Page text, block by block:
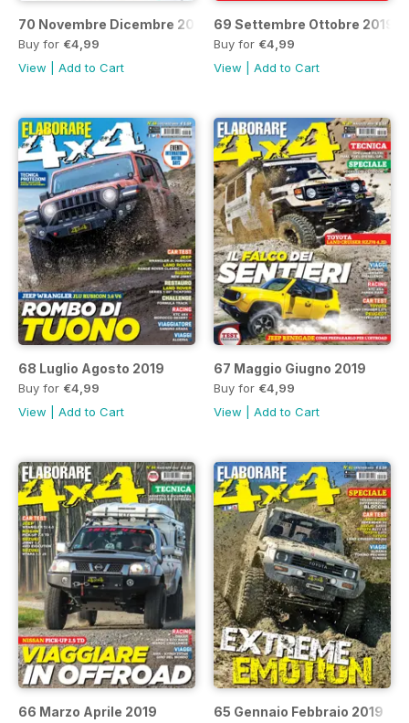
70 Novembre Dicembre 2019
Buy for €4,99
View
Add to Cart
69 Settembre Ottobre 2019
Buy for €4,99
View
Add to Cart
68 Luglio Agosto 2019
Buy for €4,99
View
Add to Cart
67 Maggio Giugno 2019
Buy for €4,99
View
Add to Cart
66 Marzo Aprile 2019 65 Gennaio Febbraio 2019